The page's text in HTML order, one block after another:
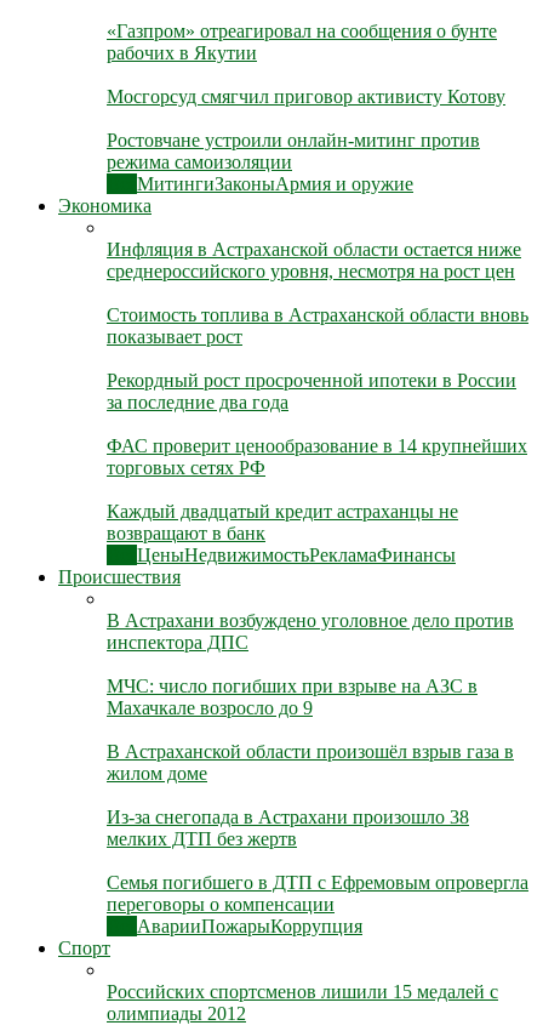
«Газпром» отреагировал на сообщения о бунте
рабочих в Якутии
Мосгорсуд смягчил приговор активисту Котову
Ростовчане устроили онлайн-митинг против
режима самоизоляции
МитингиЗаконыАрмия и оружие
Экономика
Инфляция в Астраханской области остается ниже
среднероссийского уровня, несмотря на рост цен
Стоимость топлива в Астраханской области вновь
показывает рост
Рекордный рост просроченной ипотеки в России
за последние два года
ФАС проверит ценообразование в 14 крупнейших
торговых сетях РФ
Каждый двадцатый кредит астраханцы не
возвращают в банк
ЦеныНедвижимостьРекламаФинансы
Происшествия
В Астрахани возбуждено уголовное дело против
инспектора ДПС
МЧС: число погибших при взрыве на АЗС в
Махачкале возросло до 9
В Астраханской области произошёл взрыв газа в
жилом доме
Из-за снегопада в Астрахани произошло 38
мелких ДТП без жертв
Семья погибшего в ДТП с Ефремовым опровергла
переговоры о компенсации
АварииПожарыКоррупция
Спорт
Российских спортсменов лишили 15 медалей с
олимпиады 2012